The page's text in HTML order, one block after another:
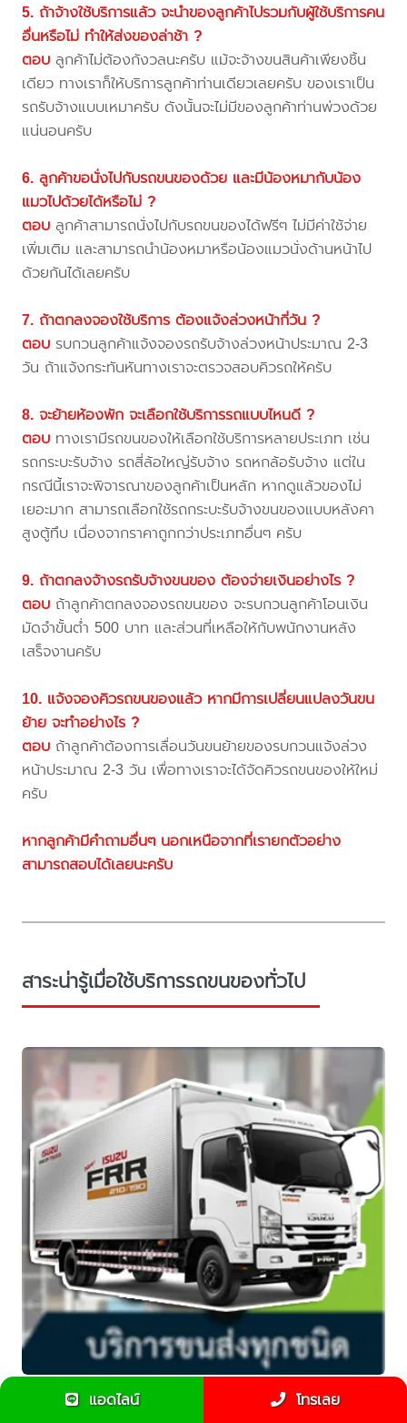
5. ถ้าจ้างใช้บริการแล้ว จะนำของลูกค้าไปรวมกับผู้ใช้บริการคน
อื่นหรือไม่ ทำให้ส่งของล่าช้า ?
ตอบ ลูกค้าไม่ต้องกังวลนะครับ แม้จะจ้างขนสินค้าเพียงชิ้น
เดียว ทางเราก็ให้บริการลูกค้าท่านเดียวเลยครับ ของเราเป็น
รถรับจ้างแบบเหมาครับ ดังนั้นจะไม่มีของลูกค้าท่านพ่วงด้วย
แน่นอนครับ
6. ลูกค้าขอนั่งไปกับรถขนของด้วย และมีน้องหมากับน้อง
แมวไปด้วยได้หรือไม่ ?
ตอบ ลูกค้าสามารถนั่งไปกับรถขนของได้ฟรีๆ ไม่มีค่าใช้จ่าย
เพิ่มเติม และสามารถนำน้องหมาหรือน้องแมวนั่งด้านหน้าไป
ด้วยกันได้เลยครับ
7. ถ้าตกลงจองใช้บริการ ต้องแจ้งล่วงหน้ากี่วัน ?
ตอบ รบกวนลูกค้าแจ้งจองรถรับจ้างล่วงหน้าประมาณ 2-3
วัน ถ้าแจ้งกระทันหันทางเราจะตรวจสอบคิวรถให้ครับ
8. จะย้ายห้องพัก จะเลือกใช้บริการรถแบบไหนดี ?
ตอบ ทางเรามีรถขนของให้เลือกใช้บริการหลายประเภท เช่น
รถกระบะรับจ้าง รถสี่ล้อใหญ่รับจ้าง รถหกล้อรับจ้าง แต่ใน
กรณีนี้เราจะพิจารณาของลูกค้าเป็นหลัก หากดูแล้วของไม่
เยอะมาก สามารถเลือกใช้รถกระบะรับจ้างขนของแบบหลังคา
สูงตู้ทึบ เนื่องจากราคาถูกกว่าประเภทอื่นๆ ครับ
9. ถ้าตกลงจ้างรถรับจ้างขนของ ต้องจ่ายเงินอย่างไร ?
ตอบ ถ้าลูกค้าตกลงจองรถขนของ จะรบกวนลูกค้าโอนเงิน
มัดจำขั้นต่ำ 500 บาท และส่วนที่เหลือให้กับพนักงานหลัง
เสร็จงานครับ
10. แจ้งจองคิวรถขนของแล้ว หากมีการเปลี่ยนแปลงวันขน
ย้าย จะทำอย่างไร ?
ตอบ ถ้าลูกค้าต้องการเลื่อนวันขนย้ายของรบกวนแจ้งล่วง
หน้าประมาณ 2-3 วัน เพื่อทางเราจะได้จัดคิวรถขนของให้ใหม่
ครับ
หากลูกค้ามีคำถามอื่นๆ นอกเหนือจากที่เรายกตัวอย่าง
สามารถสอบได้เลยนะครับ
สาระน่ารู้เมื่อใช้บริการรถขนของทั่วไป
ข้อแนะนำสำหรับการใช้รถ6ล้อขนของย้ายบ้าน
แอดไลน์ โทรเลย